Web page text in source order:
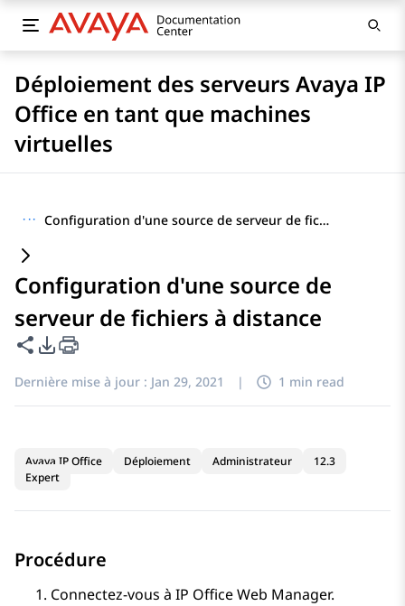
Déploiement des serveurs Avaya IP
Office en tant que machines
virtuelles
··· Configuration d'une source de serveur de fichiers à distance
Configuration d'une source de
serveur de fichiers à distance
Partager cette page
Options d'exportation PDF
Dernière mise à jour : Jan 29, 2021 | 1 min read
Avaya IP Office Déploiement Administrateur
12.3
Expert
Procédure
Connectez-vous à IP Office Web Manager.